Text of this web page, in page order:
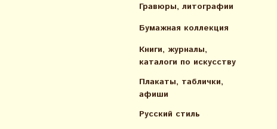
Гравюры, литографии
Бумажная коллекция
Книги, журналы,
каталоги по искусcтву
Плакаты, таблички,
афиши
Русский стиль